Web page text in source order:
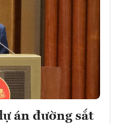
án đường sắt